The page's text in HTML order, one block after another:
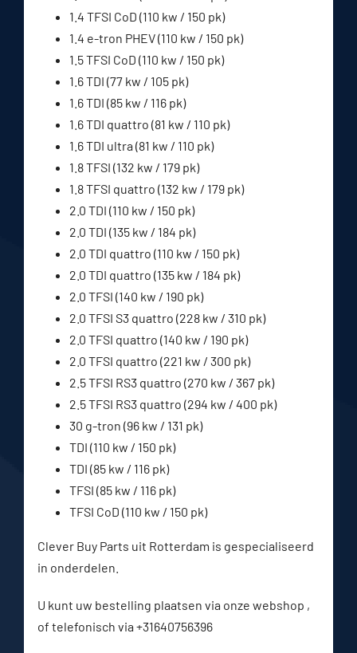
1.4 TFSI CoD (110 kw / 150 pk)
1.4 e-tron PHEV (110 kw / 150 pk)
1.5 TFSI CoD (110 kw / 150 pk)
1.6 TDI (77 kw / 105 pk)
1.6 TDI (85 kw / 116 pk)
1.6 TDI quattro (81 kw / 110 pk)
1.6 TDI ultra (81 kw / 110 pk)
1.8 TFSI (132 kw / 179 pk)
1.8 TFSI quattro (132 kw / 179 pk)
2.0 TDI (110 kw / 150 pk)
2.0 TDI (135 kw / 184 pk)
2.0 TDI quattro (110 kw / 150 pk)
2.0 TDI quattro (135 kw / 184 pk)
2.0 TFSI (140 kw / 190 pk)
2.0 TFSI S3 quattro (228 kw / 310 pk)
2.0 TFSI quattro (140 kw / 190 pk)
2.0 TFSI quattro (221 kw / 300 pk)
2.5 TFSI RS3 quattro (270 kw / 367 pk)
2.5 TFSI RS3 quattro (294 kw / 400 pk)
30 g-tron (96 kw / 131 pk)
TDI (110 kw / 150 pk)
TDI (85 kw / 116 pk)
TFSI (85 kw / 116 pk)
TFSI CoD (110 kw / 150 pk)
Clever Buy Parts uit Rotterdam is gespecialiseerd
in onderdelen.
U kunt uw bestelling plaatsen via onze webshop ,
of telefonisch via +31640756396